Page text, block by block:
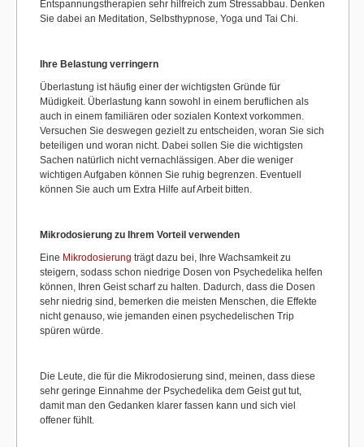
Entspannungstherapien sehr hilfreich zum Stressabbau. Denken
Sie dabei an Meditation, Selbsthypnose, Yoga und Tai Chi.
Ihre Belastung verringern
Überlastung ist häufig einer der wichtigsten Gründe für
Müdigkeit. Überlastung kann sowohl in einem beruflichen als
auch in einem familiären oder sozialen Kontext vorkommen.
Versuchen Sie deswegen gezielt zu entscheiden, woran Sie sich
beteiligen und woran nicht. Dabei sollen Sie die wichtigsten
Sachen natürlich nicht vernachlässigen. Aber die weniger
wichtigen Aufgaben können Sie ruhig begrenzen. Eventuell
können Sie auch um Extra Hilfe auf Arbeit bitten.
Mikrodosierung zu Ihrem Vorteil verwenden
Eine Mikrodosierung trägt dazu bei, Ihre Wachsamkeit zu
steigern, sodass schon niedrige Dosen von Psychedelika helfen
können, Ihren Geist scharf zu halten. Dadurch, dass die Dosen
sehr niedrig sind, bemerken die meisten Menschen, die Effekte
nicht genauso, wie jemanden einen psychedelischen Trip
spüren würde.
Die Leute, die für die Mikrodosierung sind, meinen, dass diese
sehr geringe Einnahme der Psychedelika dem Geist gut tut,
damit man den Gedanken klarer fassen kann und sich viel
offener fühlt.